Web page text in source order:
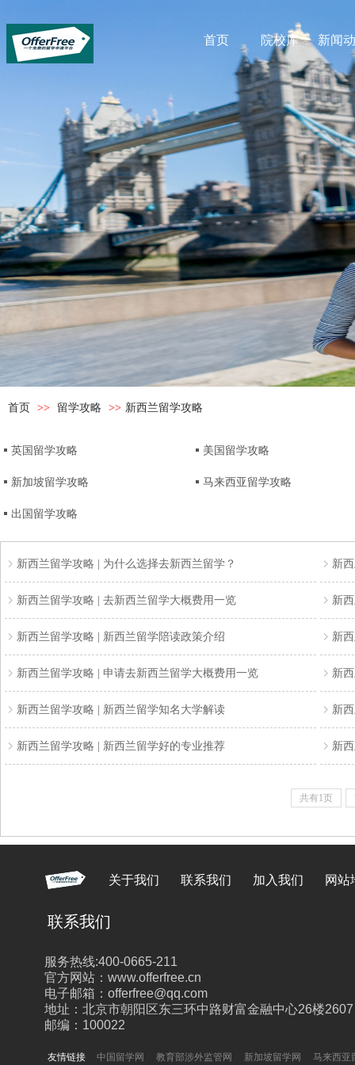
首页 院校库 新闻
首页 >> 留学攻略 >> 新西兰留学攻略
英国留学攻略 美国留学攻略
新加坡留学攻略 马来西亚留学攻略
出国留学攻略
新西兰留学攻略 | 为什么选择去新西兰留学？ 新
新西兰留学攻略 | 去新西兰留学大概费用一览 新
新西兰留学攻略 | 新西兰留学陪读政策介绍 新
新西兰留学攻略 | 申请去新西兰留学大概费用一览 新
新西兰留学攻略 | 新西兰留学知名大学解读 新
新西兰留学攻略 | 新西兰留学好的专业推荐 新
共有1页
关于我们 联系我们 加入我们 网站
中国留学网 教育部涉外监管网 新加坡留学网 马来西亚
服务热线:400-0665-211
官方网站：www.offerfree.cn
电子邮箱：offerfree@qq.com
地址：北京市朝阳区东三环中路财富金融中心26楼2607
邮编：100022
联系我们
友情链接